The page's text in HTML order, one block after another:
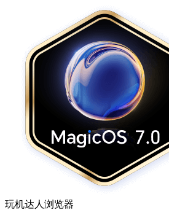
玩机达人 浏览器